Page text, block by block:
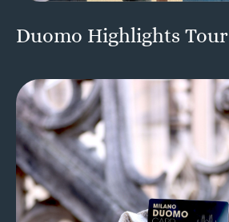
Duomo Highlights Tour